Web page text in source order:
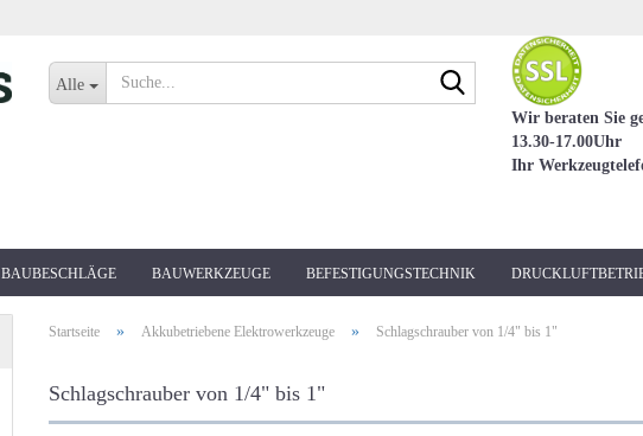
Alle
Suche...
Wir beraten Sie
13.30-17.00Uhr
Ihr
BAUBESCHLÄGE BAUWERKZEUGE BEFESTIGUNGSTECHNIK
Startseite » Akkubetriebene Elektrowerkzeuge » Schlagschrauber von 1/4" bis 1"
Schlagschrauber von 1/4" bis 1"